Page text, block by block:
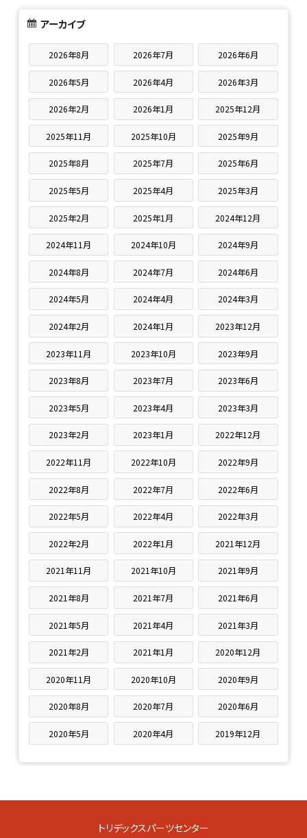
アーカイブ
2026年8月 2026年7月 2026年6月
2026年5月 2026年4月 2026年3月
2026年2月 2026年1月 2025年12月
2025年11月 2025年10月 2025年9月
2025年8月 2025年7月 2025年6月
2025年5月 2025年4月 2025年3月
2025年2月 2025年1月 2024年12月
2024年11月 2024年10月 2024年9月
2024年8月 2024年7月 2024年6月
2024年5月 2024年4月 2024年3月
2024年2月 2024年1月 2023年12月
2023年11月 2023年10月 2023年9月
2023年8月 2023年7月 2023年6月
2023年5月 2023年4月 2023年3月
2023年2月 2023年1月 2022年12月
2022年11月 2022年10月 2022年9月
2022年8月 2022年7月 2022年6月
2022年5月 2022年4月 2022年3月
2022年2月 2022年1月 2021年12月
2021年11月 2021年10月 2021年9月
2021年8月 2021年7月 2021年6月
2021年5月 2021年4月 2021年3月
2021年2月 2021年1月 2020年12月
2020年11月 2020年10月 2020年9月
2020年8月 2020年7月 2020年6月
2020年5月 2020年4月 2019年12月
トリデックスパーツセンター